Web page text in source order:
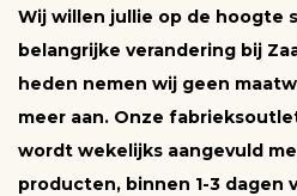
Ga
naar
inhoud
Wij willen jullie op de hoogte
belangrijke verandering bij
heden nemen wij geen
meer aan. Onze
wordt wekelijks aangevuld
producten, binnen 1-3 dagen